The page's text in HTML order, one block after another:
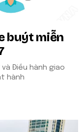
buýt miễn
và Điều hành giao
hành